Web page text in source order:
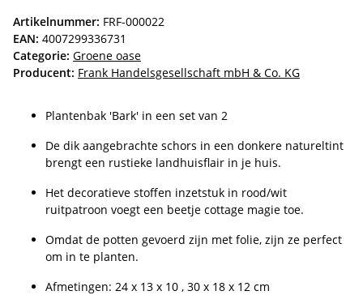
Artikelnummer: FRF-000022
EAN: 4007299336731
Categorie: Groene oase
Producent: Frank Handelsgesellschaft mbH & Co. KG
Plantenbak 'Bark' in een set van 2
De dik aangebrachte schors in een donkere natureltint
brengt een rustieke landhuisflair in je huis.
Het decoratieve stoffen inzetstuk in rood/wit
ruitpatroon voegt een beetje cottage magie toe.
Omdat de potten gevoerd zijn met folie, zijn ze perfect
om in te planten.
Afmetingen: 24 x 13 x 10 , 30 x 18 x 12 cm